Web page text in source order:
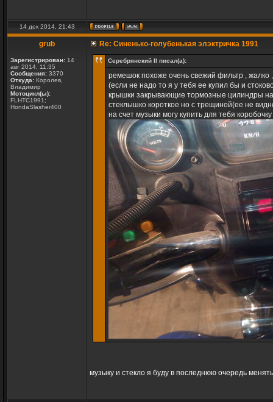
14 дек 2014, 21:43
grub
Зарегистрирован: 14
авг 2014, 11:35
Сообщения: 3370
Откуда: Королев,
Владимир
Мотоцикл(ы):
FLHTC1991;
HondaSlasher400
Re: Синенько-голубенькая элэктричка 1991
Серебрянский II писал(а):
ремешок похоже очень свежий фильтр , жалко
(если не надо то я у тебя ее купил бы и
крышки закрывающие тормозные цилиндры на
стеклышко короткое но с трещиной(ее не
на счет музыки могу купить для тебя
музыку и стекло я буду в последнюю очередь